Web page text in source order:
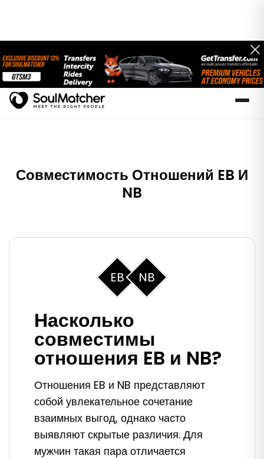
Совместимость Отношений EB И
NB
EB NB
Насколько
совместимы
отношения EB и NB?
Отношения EB и NB представляют
собой увлекательное сочетание
взаимных выгод, однако часто
выявляют скрытые различия. Для
мужчин такая пара отличается